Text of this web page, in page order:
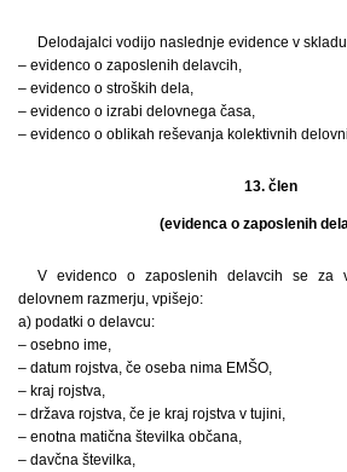
Delodajalci vodijo naslednje evidence v
– evidenco o zaposlenih delavcih,
– evidenco o stroških dela,
– evidenco o izrabi delovnega časa,
– evidenco o oblikah reševanja kolektivnih
13. člen
(evidenca o zaposlenih
V evidenco o zaposlenih delavcih se za
delovnem razmerju, vpišejo:
a) podatki o delavcu:
– osebno ime,
– datum rojstva, če oseba nima EMŠO,
– kraj rojstva,
– država rojstva, če je kraj rojstva v tujini,
– enotna matična številka občana,
– davčna številka,